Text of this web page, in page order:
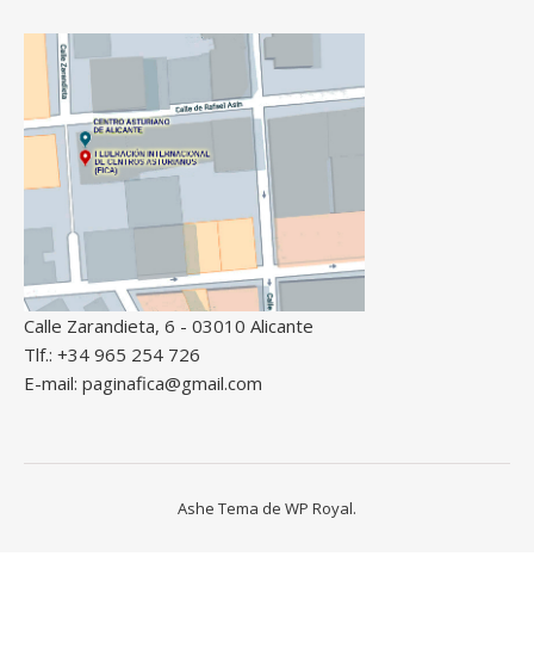
Calle Zarandieta, 6 - 03010 Alicante
Tlf.: +34 965 254 726
E-mail: paginafica@gmail.com
Ashe Tema de WP Royal.